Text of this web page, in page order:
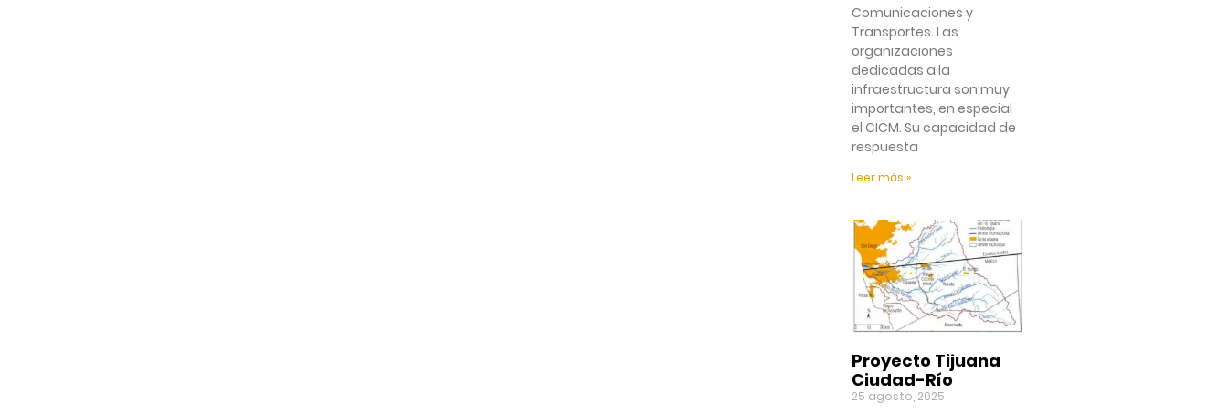
Comunicaciones y
Transportes. Las
organizaciones
dedicadas a la
infraestructura son muy
importantes, en especial
el CICM. Su capacidad de
respuesta
Leer más »
Proyecto Tijuana
Ciudad-Río
25 agosto, 2025